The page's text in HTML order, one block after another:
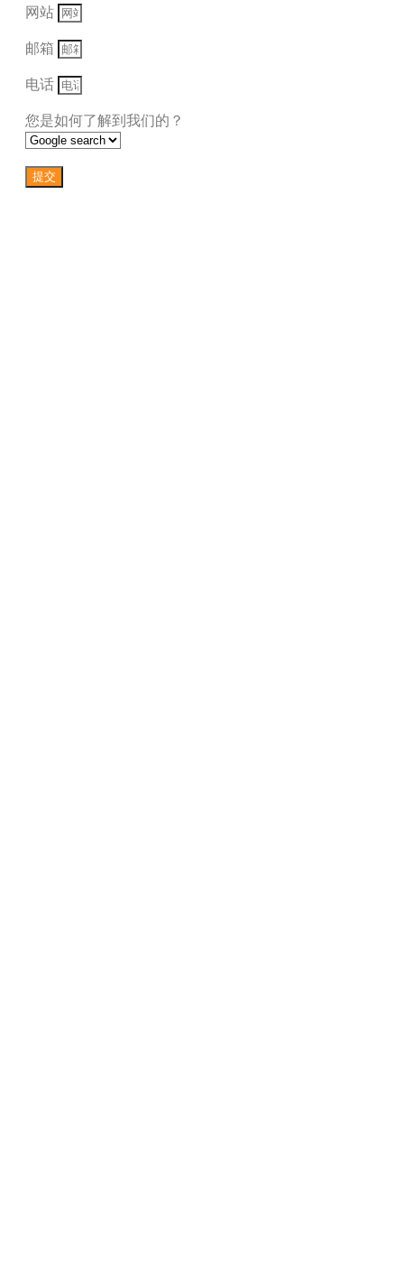
网站
邮箱
电话
您是如何了解到我们的？
提交